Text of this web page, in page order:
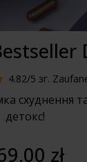
4.82/5 зг.
схуднення
детокс!
zł